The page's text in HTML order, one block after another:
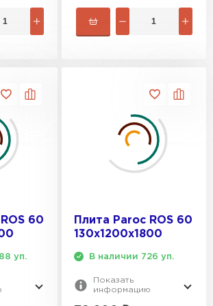
60
уп.
Плита Paroc ROS 60
130х1200х1800
В наличии 726 уп.
Показать
информацию
Утеплитель Rockwool
ПЕРЕЙТИ
Утеплитель Юматекс Термо
ПЕРЕЙТИ